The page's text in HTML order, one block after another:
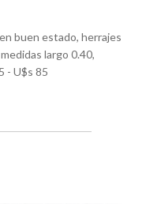
buen estado, herrajes
largo 0.40,
- U$s 85